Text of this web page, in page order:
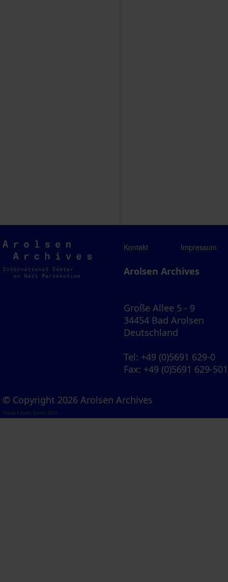
Arolsen
Archives
Kontakt Impressum
Arolsen Archives
Große Allee 5 - 9
34454 Bad Arolsen
Deutschland
Tel: +49 (0)5691 629-0
Fax: +49 (0)5691 629-501
© Copyright 2026 Arolsen Archives
Visual Library Server 2026